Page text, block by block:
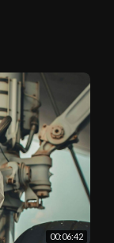
00:06:42